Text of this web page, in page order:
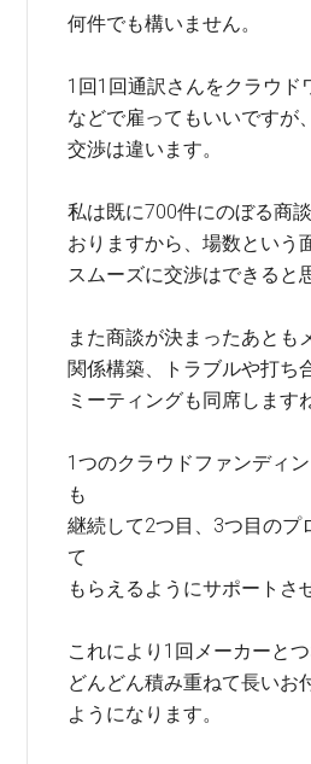
何件でも構いません。
1回1回通訳さんをクラウド
などで雇ってもいいですが
交渉は違います。
私は既に700件にのぼる商
おりますから、場数という
スムーズに交渉はできると
また商談が決まったあとも
関係構築、トラブルや打ち
ミーティングも同席します
1つのクラウドファンディ
も
継続して2つ目、3つ目のプ
て
もらえるようにサポートさ
これにより1回メーカーとつ
どんどん積み重ねて長いお
ようになります。